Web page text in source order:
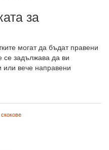
за
могат да бъдат правени
се задължава да ви
или вече направени